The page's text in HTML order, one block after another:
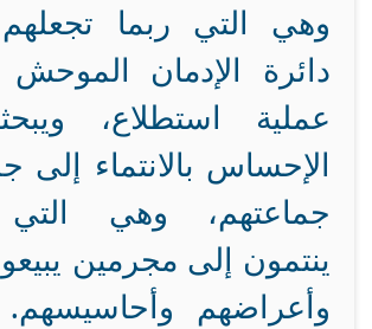
وهي التي ربما
دائرة الإدمان
عملية استطلاع،
الإحساس بالانتماء إلى
جماعتهم، وهي التي
ينتمون إلى مجرمين
وأعراضهم وأحاسيسهم.